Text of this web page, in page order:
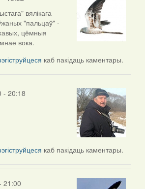
вялікага
"пальцаў" -
цёмныя
вока.
каб пакідаць каментары.
- 20:18
каб пакідаць каментары.
21:00